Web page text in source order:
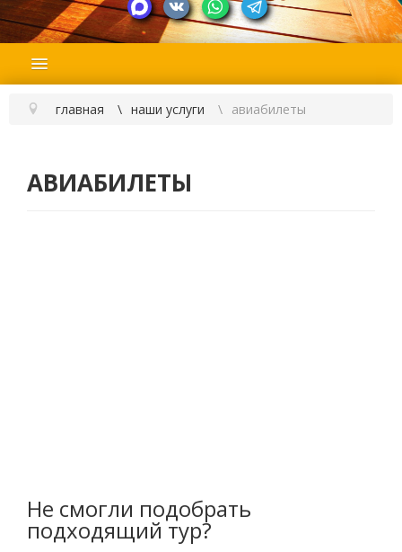
главная наши услуги авиабилеты
АВИАБИЛЕТЫ
Не смогли подобрать
подходящий тур?